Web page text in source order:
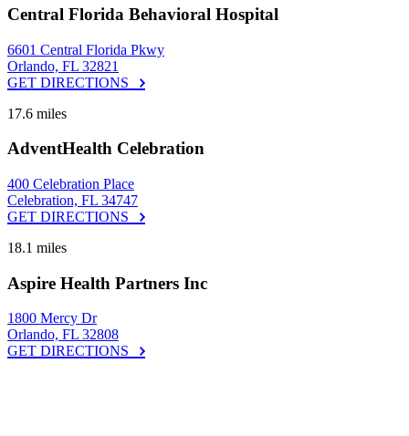
Central Florida Behavioral Hospital
6601 Central Florida Pkwy
Orlando, FL 32821
GET DIRECTIONS
17.6 miles
AdventHealth Celebration
400 Celebration Place
Celebration, FL 34747
GET DIRECTIONS
18.1 miles
Aspire Health Partners Inc
1800 Mercy Dr
Orlando, FL 32808
GET DIRECTIONS